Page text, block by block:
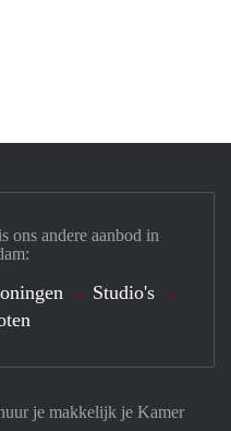
je makkelijk je Kamer
ons andere aanbod in
Studio's